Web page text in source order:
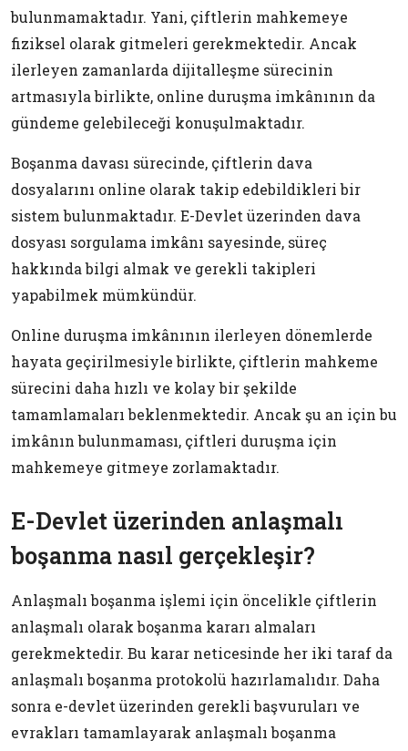
bulunmamaktadır. Yani, çiftlerin mahkemeye
fiziksel olarak gitmeleri gerekmektedir. Ancak
ilerleyen zamanlarda dijitalleşme sürecinin
artmasıyla birlikte, online duruşma imkânının da
gündeme gelebileceği konuşulmaktadır.
Boşanma davası sürecinde, çiftlerin dava
dosyalarını online olarak takip edebildikleri bir
sistem bulunmaktadır. E-Devlet üzerinden dava
dosyası sorgulama imkânı sayesinde, süreç
hakkında bilgi almak ve gerekli takipleri
yapabilmek mümkündür.
Online duruşma imkânının ilerleyen dönemlerde
hayata geçirilmesiyle birlikte, çiftlerin mahkeme
sürecini daha hızlı ve kolay bir şekilde
tamamlamaları beklenmektedir. Ancak şu an için bu
imkânın bulunmaması, çiftleri duruşma için
mahkemeye gitmeye zorlamaktadır.
E-Devlet üzerinden anlaşmalı
boşanma nasıl gerçekleşir?
Anlaşmalı boşanma işlemi için öncelikle çiftlerin
anlaşmalı olarak boşanma kararı almaları
gerekmektedir. Bu karar neticesinde her iki taraf da
anlaşmalı boşanma protokolü hazırlamalıdır. Daha
sonra e-devlet üzerinden gerekli başvuruları ve
evrakları tamamlayarak anlaşmalı boşanma